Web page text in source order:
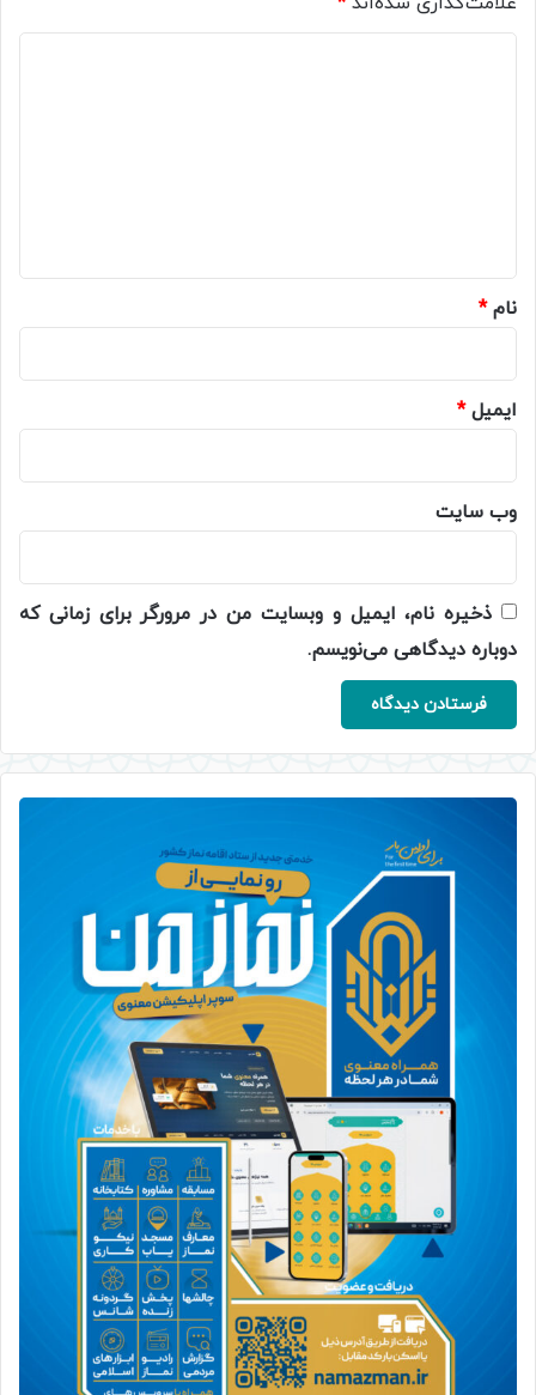
نام*
ایمیل*
وب‌ سایت
ذخیره نام، ایمیل و وبسایت من در مرورگر برای زمانی که
دوباره دیدگاهی می‌نویسم.